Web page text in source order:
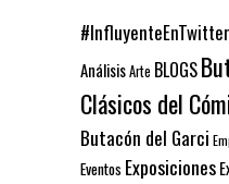
#InfluyenteEnTwitter
AnálisisArte BLOGS
Clásicos del
Butacón del Garci
Eventos Exposiciones